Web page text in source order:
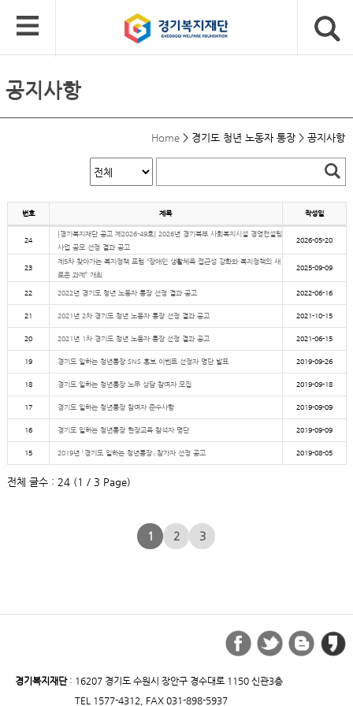
공지사항
Home > 경기도 청년 노동자 통장 > 공지사항
번호 제목 작성일
24
[경기복지재단 공고 제2026-49호] 2026년 경기북부 사회복지시설 경영컨설팅
사업 공모 선정 결과 공고
2026-05-20
23
제5차 찾아가는 복지정책 포럼 “장애인 생활체육 접근성 강화와 복지정책의 새
로운 과제” 개최
2025-09-09
22 2022년 경기도 청년 노동자 통장 선정 결과 공고 2022-06-16
21 2021년 2차 경기도 청년 노동자 통장 선정 결과 공고 2021-10-15
20 2021년 1차 경기도 청년 노동자 통장 선정 결과 공고 2021-06-15
19 경기도 일하는 청년통장 SNS 홍보 이벤트 선정자 명단 발표 2019-09-26
18 경기도 일하는 청년통장 노무 상담 참여자 모집 2019-09-18
17 경기도 일하는 청년통장 참여자 준수사항 2019-09-09
16 경기도 일하는 청년통장 현장교육 참석자 명단 2019-09-09
15 2019년 「경기도 일하는 청년통장」 참가자 선정 공고 2019-08-05
전체 글수 : 24 (1 / 3 Page)
1 2 3
경기복지재단: 16207 경기도 수원시 장안구 경수대로 1150 신관3층
TEL 1577-4312, FAX 031-898-5937